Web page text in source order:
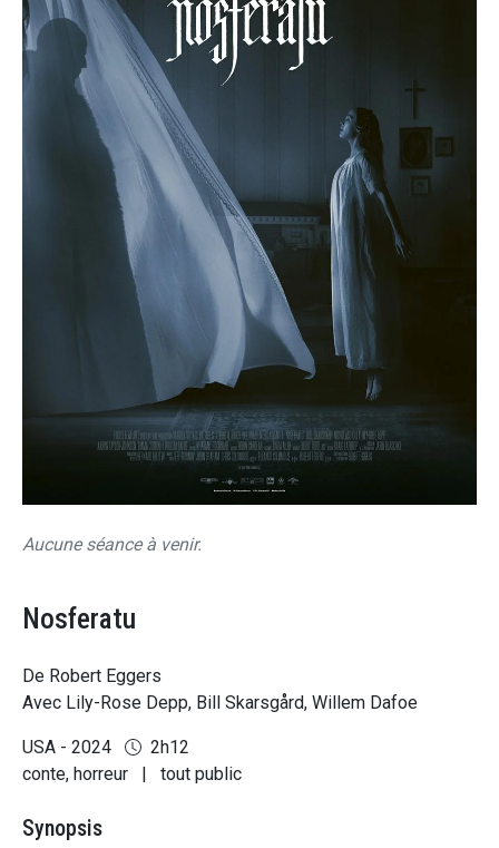
Aucune séance à venir.
Nosferatu
De Robert Eggers
Avec Lily-Rose Depp, Bill Skarsgård, Willem Dafoe
USA - 2024
2h12
conte, horreur
| tout public
Synopsis